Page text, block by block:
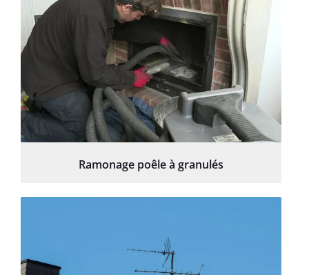
Ramonage poêle à granulés